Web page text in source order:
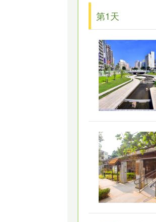
属於乌溪水系，在
川」。目前经整治
风情。圣诞节期间，
中山路旁石头子路
中山路旁石头子路
第1天